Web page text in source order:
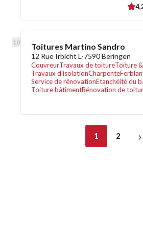
Toitures Martino Sandro
12 Rue Irbicht L-7590 Beringen
CouvreurTravaux de toitureToiture
Travaux d'isolationCharpente
Service de rénovationÉtanchéité du
Toiture bâtimentRénovation de
1 2 ›